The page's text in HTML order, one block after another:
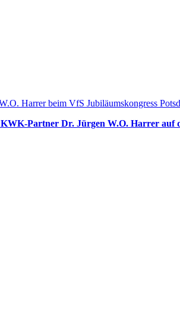
Partner Dr. Jürgen W.O. Harrer auf